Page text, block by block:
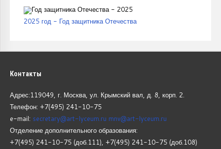
2025 год - Год защитника Отечества
Контакты
Адрес:119049, г. Москва, ул. Крымский вал, д. 8, корп. 2.
Телефон: +7(495) 241-10-75
e-mail: secretary@art-lyceum.ru mnv@art-lyceum.ru
Отделение дополнительного образования:
+7(495) 241-10-75 (доб.111), +7(495) 241-10-75 (доб.108)